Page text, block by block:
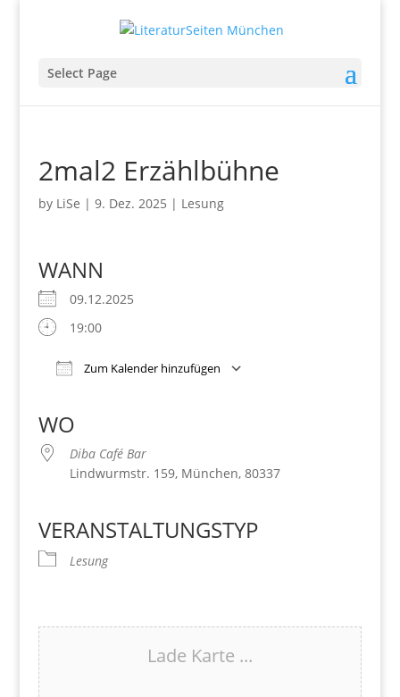
Select Page
2mal2 Erzählbühne
by LiSe | 9. Dez. 2025 | Lesung
WANN
09.12.2025
19:00
Zum Kalender hinzufügen
WO
Diba Café Bar
Lindwurmstr. 159, München, 80337
VERANSTALTUNGSTYP
Lesung
Lade Karte ...